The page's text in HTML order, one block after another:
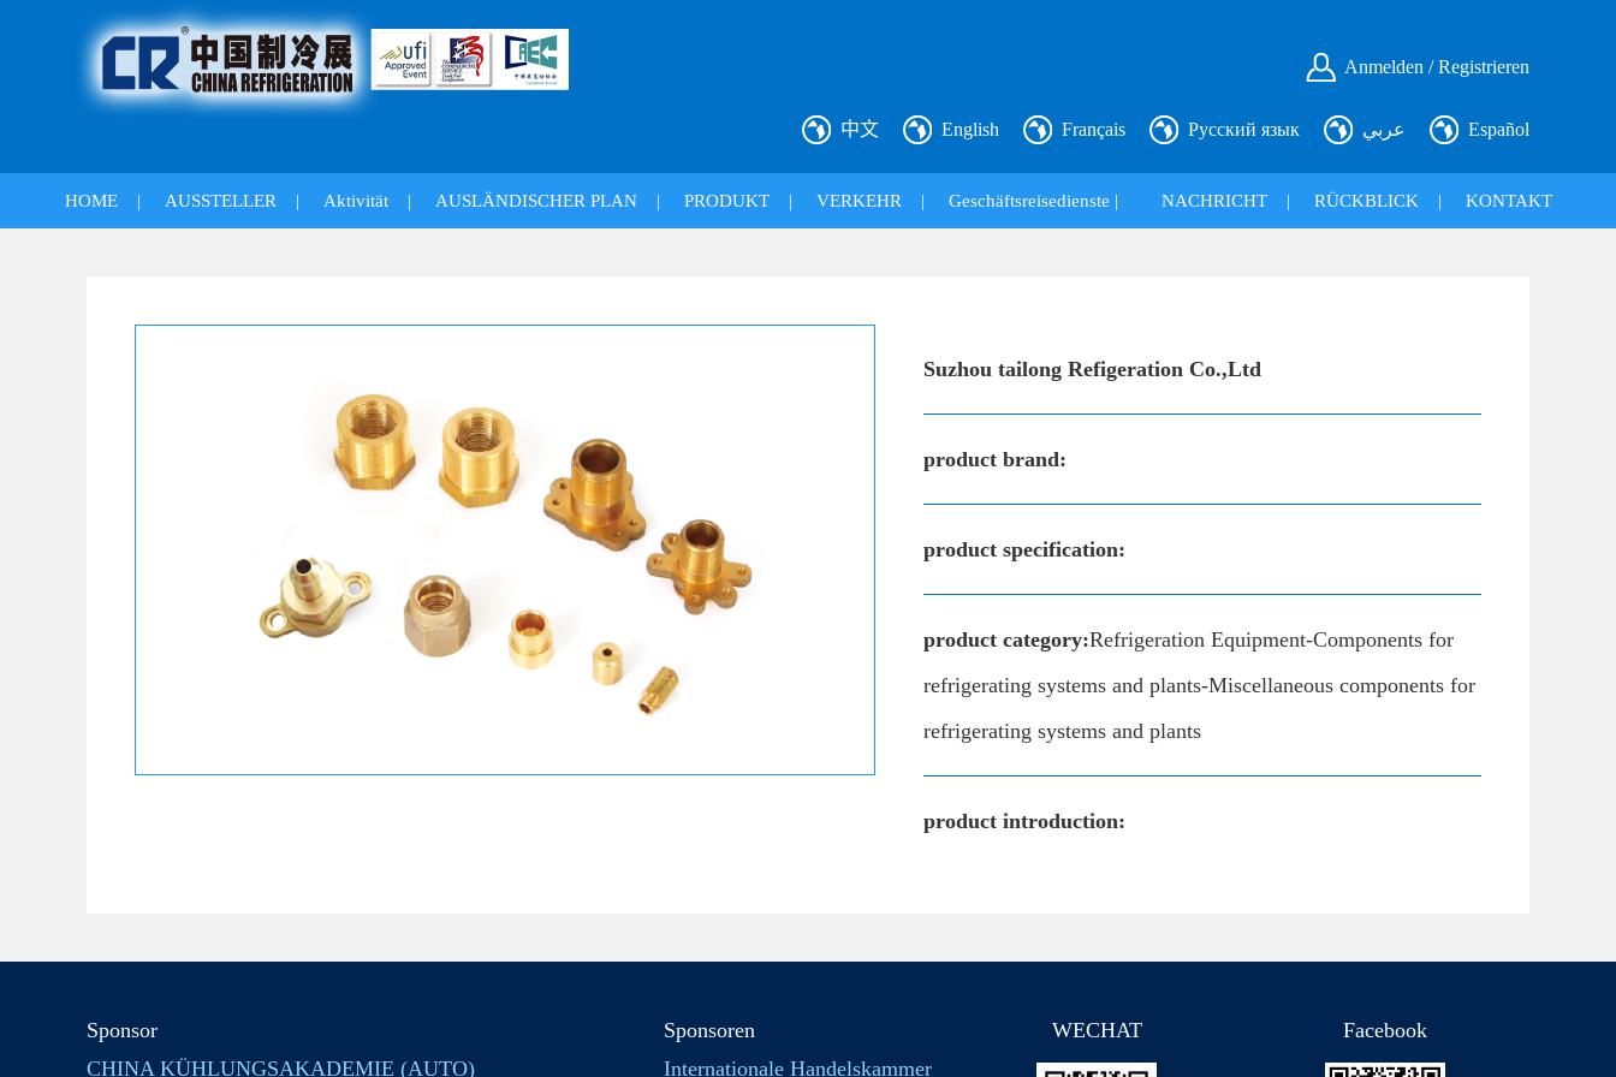
Anmelden / Registrieren
中文 English Français Русский язык عربي Español
HOME | AUSSTELLER | Aktivität | AUSLÄNDISCHER PLAN | PRODUKT | VERKEHR | Geschäftsreisedienste | NACHRICHT | RÜCKBLICK | KONTAKT
Suzhou tailong Refigeration Co.,Ltd
product brand:
product specification:
product category:Refrigeration Equipment-Components for
refrigerating systems and plants-Miscellaneous components for
refrigerating systems and plants
product introduction:
Sponsor
CHINA KÜHLUNGSAKADEMIE (AUTO)
Sponsoren
Internationale Handelskammer
WECHAT Facebook